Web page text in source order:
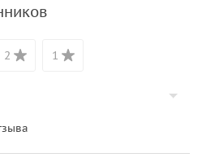
2 1